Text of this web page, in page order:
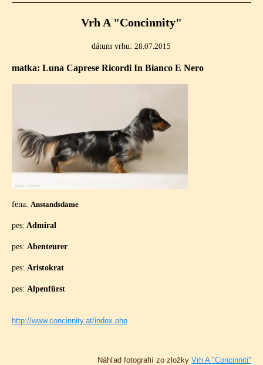
Vrh A "Concinnity"
dátum vrhu: 28.07.2015
matka: Luna Caprese Ricordi In Bianco E Nero
fena: Anstandsdame
pes: Admiral
pes: Abenteurer
pes: Aristokrat
pes: Alpenfürst
http://www.concinnity.at/index.php
Náhľad fotografií zo zložky Vrh A "Concinniti"